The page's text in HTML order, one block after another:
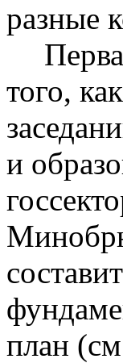
разные
того,
и
план